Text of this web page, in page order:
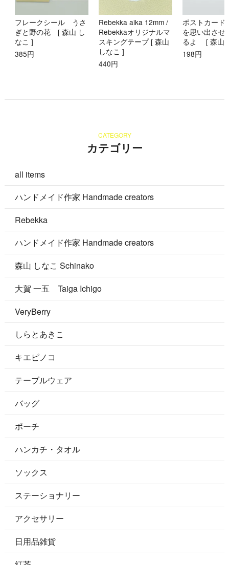
フレークシール うさ
ぎと野の花 [ 森山 し
なこ ]
385円
Rebekka aika 12mm /
Rebekkaオリジナルマ
スキングテープ [ 森山
しなこ ]
440円
ポストカー
を思い出させ
るよ [ 森山
198円
CATEGORY
カテゴリー
all items
ハンドメイド作家 Handmade creators
Rebekka
ハンドメイド作家 Handmade creators
森山 しなこ Schinako
大賀 一五 Taiga Ichigo
VeryBerry
しらとあきこ
キエピノコ
テーブルウェア
バッグ
ポーチ
ハンカチ・タオル
ソックス
ステーショナリー
アクセサリー
日用品雑貨